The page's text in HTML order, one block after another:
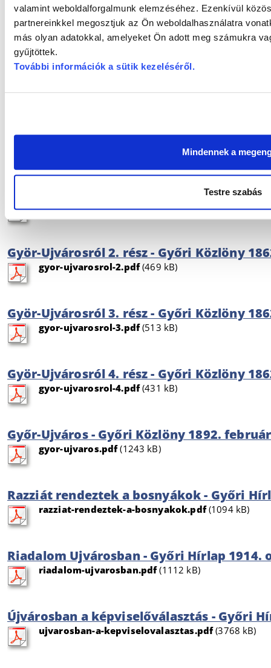
valamint weboldalforgalmunk elemzéséhez. Ezenkívül
partnereinkkel megosztjuk az Ön weboldalhasználatra
más olyan adatokkal, amelyeket Ön adott meg számukra
gyűjtöttek.
További információk a sütik kezeléséről.
Mindennek a
Testre szabás
Egy pár szó az evang. gyülekezet
1861. augusztus 8.
egy-par-szo-az-evang-gyulekezet-ujvarosi-uj-
1861. augusztus 11.
egy-par-szo-az-evang-gyulekezet-ujvarosi-uj-
Györ-Ujvárosról 1. rész - Győri Közlöny
gyor-ujvarosrol-1.pdf(505 kB)
Györ-Ujvárosról 2. rész - Győri Közlöny
gyor-ujvarosrol-2.pdf(469 kB)
Györ-Ujvárosról 3. rész - Győri Közlöny
gyor-ujvarosrol-3.pdf(513 kB)
Györ-Ujvárosról 4. rész - Győri Közlöny
gyor-ujvarosrol-4.pdf(431 kB)
Győr-Ujváros - Győri Közlöny 1892.
gyor-ujvaros.pdf(1243 kB)
Razziát rendeztek a bosnyákok - Győri
razziat-rendeztek-a-bosnyakok.pdf(1094 kB)
Riadalom Ujvárosban - Győri Hírlap 1914.
riadalom-ujvarosban.pdf(1112 kB)
Újvárosban a képviselőválasztás - Győri
ujvarosban-a-kepviselovalasztas.pdf(3768 kB)